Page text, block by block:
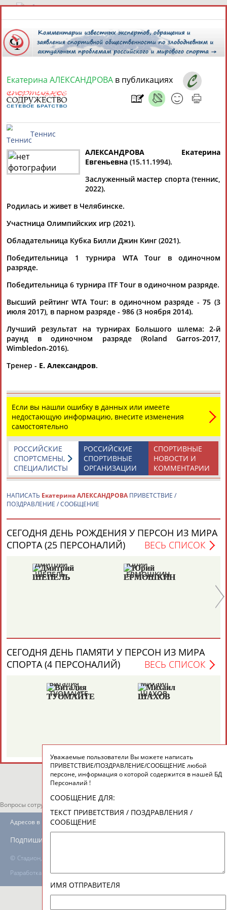
8 августа 2026 года,10:08
Найдено: 13181 Расширенный поиск
Аслаудин
АБАИМОВА
Мария
АБАКУМОВА
Юлия
АБАЛАКИНА
Дмитрий
Тамилла
АБАСОВА
Рамазан
АБАЧАРАЕВ
АБАШИДЗЕ
Флюра
АББАТЕ-
БУЛАТОВА
Татьяна
АББЯСОВА
Акжана
Артур
АБДРАХМАНОВ
Каримжан
АБДРАХМАНОВ
Аделя
АБДРАХМАНОВА
Андрей
АБДУВАЛИЕВ
Герман
АБДУЛАЕВ
Рамазан
Тагир
Камиль
АБДУЛАЗИЗОВ
Загалав
АБДУЛБЕКОВ
ЕЩЁ ПЕРСОНЫ
Вопросы сотрудничества и совместной деятельности
© Стадион, 1998-2026
Разработка и поддержка ООО НАИТ «Стадион»
Адресов в новостной рассылке: 996
Подпишись
Екатерина АЛЕКСАНДРОВА в публикациях
Теннис
АЛЕКСАНДРОВА Екатерина
Евгеньевна (15.11.1994).
Заслуженный мастер спорта (теннис,
2022).
Родилась и живет в Челябинске.
Участница Олимпийских игр (2021).
Обладательница Кубка Билли Джин Кинг (2021).
Победительница 1 турнира WTA Tour в одиночном
разряде.
Победительница 6 турнира ITF Tour в одиночном разряде.
Высший рейтинг WTA Tour: в одиночном разряде - 75 (3
июля 2017), в парном разряде - 986 (3 ноября 2014).
Лучший результат на турнирах Большого шлема: 2-й
раунд в одиночном разряде (Roland Garros-2017,
Wimbledon-2016).
Тренер - Е. Александров.
Если вы нашли ошибку в данных или имеете
недостающую информацию, внесите изменения
самостоятельно
СПОРТИВНЫЕ
НОВОСТИ И
КОММЕНТАРИИ
РОССИЙСКИЕ
СПОРТИВНЫЕ
ОРГАНИЗАЦИИ
РОССИЙСКИЕ
СПОРТСМЕНЫ,
СПЕЦИАЛИСТЫ
НАПИСАТЬ Екатерина АЛЕКСАНДРОВА ПРИВЕТСТВИЕ /
ПОЗДРАВЛЕНИЕ / СООБЩЕНИЕ
СЕГОДНЯ ДЕНЬ РОЖДЕНИЯ У ПЕРСОН ИЗ МИРА
СПОРТА (25 ПЕРСОНАЛИЙ)
ВЕСЬ СПИСОК
Дмитрий
ШЕПЕЛЬ
Юрий
ЕРМОШКИН
СЕГОДНЯ ДЕНЬ ПАМЯТИ У ПЕРСОН ИЗ МИРА
СПОРТА (4 ПЕРСОНАЛИЙ)
ВЕСЬ СПИСОК
Виталия
ТУОМАЙТЕ
Михаил
ШАХОВ
Уважаемые пользователи Вы можете написать
ПРИВЕТСТВИЕ/ПОЗДРАВЛЕНИЕ/СООБЩЕНИЕ любой
персоне, информация о которой содержится в нашей БД
Персоналий !
СООБЩЕНИЕ ДЛЯ:
ТЕКСТ ПРИВЕТСТВИЯ / ПОЗДРАВЛЕНИЯ /
СООБЩЕНИЕ
ИМЯ ОТПРАВИТЕЛЯ